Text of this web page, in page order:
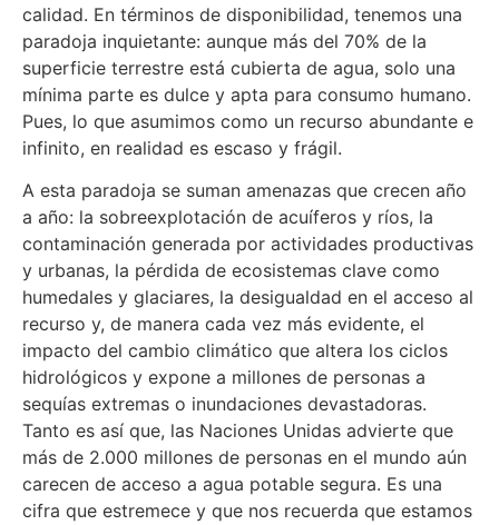
calidad. En términos de disponibilidad, tenemos una
paradoja inquietante: aunque más del 70% de la
superficie terrestre está cubierta de agua, solo una
mínima parte es dulce y apta para consumo humano.
Pues, lo que asumimos como un recurso abundante e
infinito, en realidad es escaso y frágil.
A esta paradoja se suman amenazas que crecen año
a año: la sobreexplotación de acuíferos y ríos, la
contaminación generada por actividades productivas
y urbanas, la pérdida de ecosistemas clave como
humedales y glaciares, la desigualdad en el acceso al
recurso y, de manera cada vez más evidente, el
impacto del cambio climático que altera los ciclos
hidrológicos y expone a millones de personas a
sequías extremas o inundaciones devastadoras.
Tanto es así que, las Naciones Unidas advierte que
más de 2.000 millones de personas en el mundo aún
carecen de acceso a agua potable segura. Es una
cifra que estremece y que nos recuerda que estamos